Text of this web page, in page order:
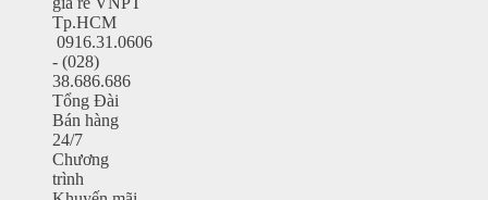
Tp.HCM
0916.31.0606
- (028)
38.686.686
Tổng Đài
Bán hàng
24/7
Chương
trình